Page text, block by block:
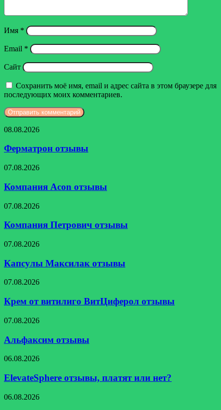
Имя *
Email *
Сайт
Сохранить моё имя, email и адрес сайта в этом браузере для
последующих моих комментариев.
Ферматрон
08.08.2026
Ферматрон отзывы
Компания
отзывы
07.08.2026
Компания Acon отзывы
Компания
отзывы
07.08.2026
Компания Петрович отзывы
Капсулы
отзывы
07.08.2026
Капсулы Максилак отзывы
Крем
витилиго
ВитЦиферол
отзывы
07.08.2026
Крем от витилиго ВитЦиферол отзывы
Альфаксим
07.08.2026
Альфаксим отзывы
ElevateSphere
платят
или
нет?
06.08.2026
ElevateSphere отзывы, платят или нет?
Турбозайм
06.08.2026